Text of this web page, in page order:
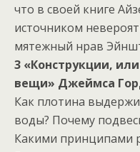
что в своей книге
источником
мятежный нрав
3 «Конструкции,
вещи» Джеймса
Как плотина
воды? Почему
Какими принципами